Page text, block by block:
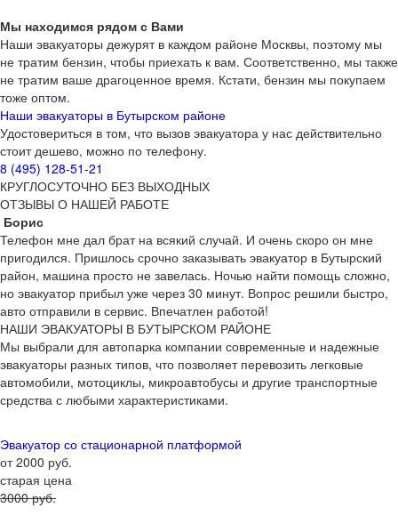
Мы находимся рядом с Вами
Наши эвакуаторы дежурят в каждом районе Москвы, поэтому мы
не тратим бензин, чтобы приехать к вам. Соответственно, мы также
не тратим ваше драгоценное время. Кстати, бензин мы покупаем
тоже оптом.
Наши эвакуаторы в Бутырском районе
Удостовериться в том, что вызов эвакуатора у нас действительно
стоит дешево, можно по телефону.
8 (495) 128-51-21
КРУГЛОСУТОЧНО БЕЗ ВЫХОДНЫХ
ОТЗЫВЫ О НАШЕЙ РАБОТЕ
Борис
Телефон мне дал брат на всякий случай. И очень скоро он мне
пригодился. Пришлось срочно заказывать эвакуатор в Бутырский
район, машина просто не завелась. Ночью найти помощь сложно,
но эвакуатор прибыл уже через 30 минут. Вопрос решили быстро,
авто отправили в сервис. Впечатлен работой!
НАШИ ЭВАКУАТОРЫ В БУТЫРСКОМ РАЙОНЕ
Мы выбрали для автопарка компании современные и надежные
эвакуаторы разных типов, что позволяет перевозить легковые
автомобили, мотоциклы, микроавтобусы и другие транспортные
средства с любыми характеристиками.
Эвакуатор со стационарной платформой
от 2000 руб.
старая цена
3000 руб.